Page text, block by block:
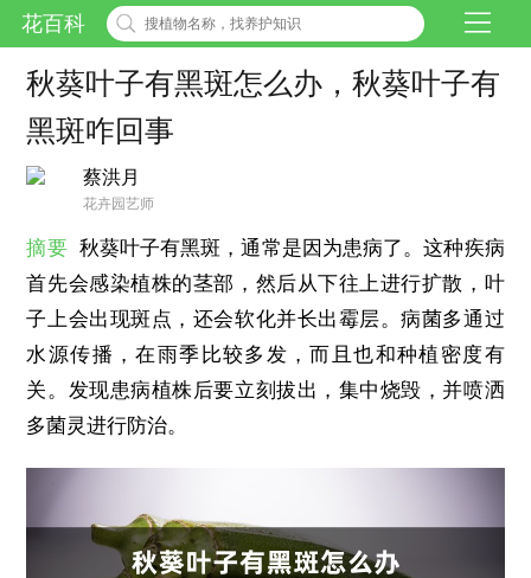
花百科
秋葵叶子有黑斑怎么办，秋葵叶子有
黑斑咋回事
蔡洪月
花卉园艺师
摘要 秋葵叶子有黑斑，通常是因为患病了。这种疾病
首先会感染植株的茎部，然后从下往上进行扩散，叶
子上会出现斑点，还会软化并长出霉层。病菌多通过
水源传播，在雨季比较多发，而且也和种植密度有
关。发现患病植株后要立刻拔出，集中烧毁，并喷洒
多菌灵进行防治。